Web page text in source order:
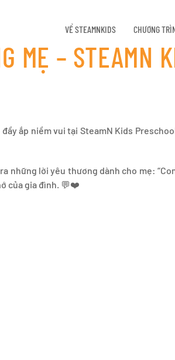
VỀ STEAMNKIDS CHƯƠNG
MẸ – STEAMN
ắp niềm vui tại SteamN Kids
những lời yêu thương dành cho mẹ:
của gia đình. 💬❤️